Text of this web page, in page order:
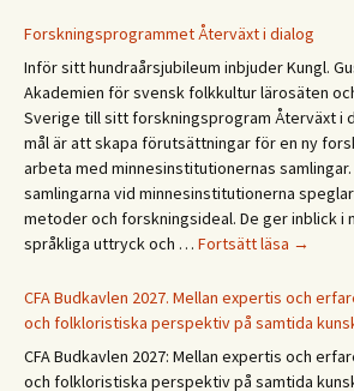
God
Gleðilegt
sumar!
Hyvää
kesää!
Happy
summer!
Forskningsprogrammet Återväxt i dialog
Inför sitt hundraårsjubileum inbjuder Kungl.
Akademien för svensk folkkultur lärosäten
Sverige till sitt forskningsprogram Återväxt i
mål är att skapa förutsättningar för en ny
arbeta med minnesinstitutionernas
samlingarna vid minnesinstitutionerna
metoder och forskningsideal. De ger inblick i
språkliga uttryck och … Fortsätt läsa
i
dialog
→
CFA Budkavlen 2027. Mellan expertis och
och folkloristiska perspektiv på samtida
CFA Budkavlen 2027: Mellan expertis och
och folkloristiska perspektiv på samtida